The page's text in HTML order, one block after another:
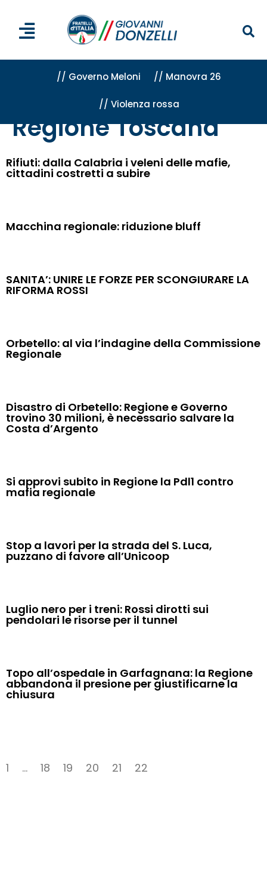
// Governo Meloni // Manovra 26
// Violenza rossa
Regione Toscana»Pagina 20
Regione Toscana
Rifiuti: dalla Calabria i veleni delle mafie,
cittadini costretti a subire
Macchina regionale: riduzione bluff
SANITA’: UNIRE LE FORZE PER SCONGIURARE LA
RIFORMA ROSSI
Orbetello: al via l’indagine della Commissione
Regionale
Disastro di Orbetello: Regione e Governo
trovino 30 milioni, è necessario salvare la
Costa d’Argento
Si approvi subito in Regione la Pdl1 contro
mafia regionale
Stop a lavori per la strada del S. Luca,
puzzano di favore all’Unicoop
Luglio nero per i treni: Rossi dirotti sui
pendolari le risorse per il tunnel
Topo all’ospedale in Garfagnana: la Regione
abbandona il presione per giustificarne la
chiusura
1 … 18 19 20 21 22